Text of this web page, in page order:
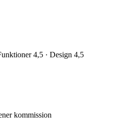
4,5 · Design 4,5
kommission